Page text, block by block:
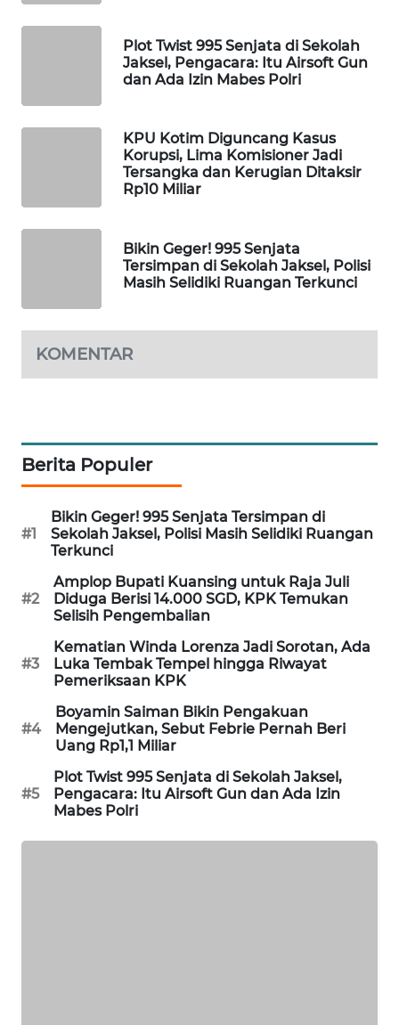
Plot Twist 995 Senjata di Sekolah
Jaksel, Pengacara: Itu Airsoft Gun
dan Ada Izin Mabes Polri
KPU Kotim Diguncang Kasus
Korupsi, Lima Komisioner Jadi
Tersangka dan Kerugian Ditaksir
Rp10 Miliar
Bikin Geger! 995 Senjata
Tersimpan di Sekolah Jaksel, Polisi
Masih Selidiki Ruangan Terkunci
KOMENTAR
Berita Populer
#1
Bikin Geger! 995 Senjata Tersimpan di
Sekolah Jaksel, Polisi Masih Selidiki Ruangan
Terkunci
#2
Amplop Bupati Kuansing untuk Raja Juli
Diduga Berisi 14.000 SGD, KPK Temukan
Selisih Pengembalian
#3
Kematian Winda Lorenza Jadi Sorotan, Ada
Luka Tembak Tempel hingga Riwayat
Pemeriksaan KPK
#4
Boyamin Saiman Bikin Pengakuan
Mengejutkan, Sebut Febrie Pernah Beri
Uang Rp1,1 Miliar
#5
Plot Twist 995 Senjata di Sekolah Jaksel,
Pengacara: Itu Airsoft Gun dan Ada Izin
Mabes Polri
WATCH
LPKKI
FORWAMKI
ALPERKLINAS
NEWS
SITUNGIR
NEWS
SIDIKALANG
NEWS
SIBARAGAS
NEWS
METRO
SIANTAR
NEWS
METRO
MEDAN
NEWS